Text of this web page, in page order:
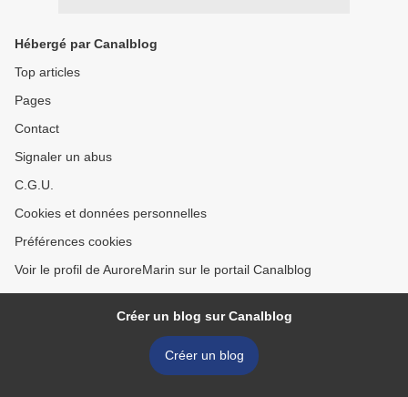
Hébergé par Canalblog
Top articles
Pages
Contact
Signaler un abus
C.G.U.
Cookies et données personnelles
Préférences cookies
Voir le profil de AuroreMarin sur le portail Canalblog
Créer un blog sur Canalblog
Créer un blog